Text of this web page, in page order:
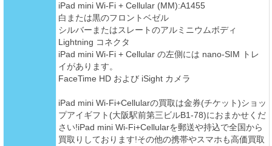
iPad mini Wi-Fi + Cellular (MM):A1455
白または黒のフロントベゼル
シルバーまたはスレートのアルミニウムボディ
Lightning コネクタ
iPad mini Wi-Fi + Cellular の左側には nano-SIM トレ
イがあります。
FaceTime HD および iSight カメラ
iPad mini Wi-Fi+Cellularの買取は金券(チケット)ショッ
プアイギフト(大阪駅前第三ビルB1-78)におまかせくだ
さい!iPad mini Wi-Fi+Cellularを郵送や持込で全国から
買取りしております!その他の携帯やスマホも高価買取